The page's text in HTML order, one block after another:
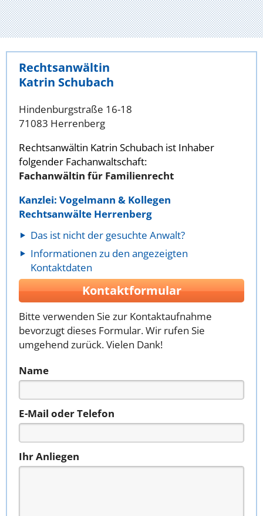
Rechtsanwältin
Katrin Schubach
Hindenburgstraße 16-18
71083 Herrenberg
Rechtsanwältin Katrin Schubach ist Inhaber
folgender Fachanwaltschaft:
Fachanwältin für Familienrecht
Kanzlei: Vogelmann & Kollegen
Rechtsanwälte Herrenberg
Das ist nicht der gesuchte Anwalt?
Informationen zu den angezeigten
Kontaktdaten
Kontaktformular
Bitte verwenden Sie zur Kontaktaufnahme
bevorzugt dieses Formular. Wir rufen Sie
umgehend zurück. Vielen Dank!
Name
E-Mail oder Telefon
Ihr Anliegen